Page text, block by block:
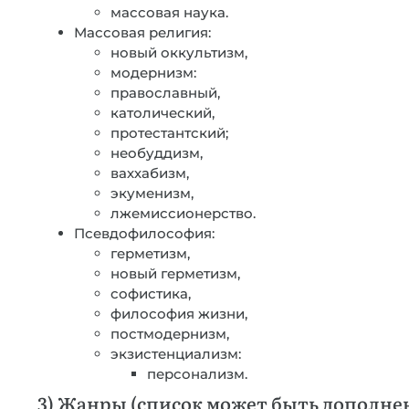
массовая наука.
Массовая религия:
новый оккультизм,
модернизм:
православный,
католический,
протестантский;
необуддизм,
ваххабизм,
экуменизм,
лжемиссионерство.
Псевдофилософия:
герметизм,
новый герметизм,
софистика,
философия жизни,
постмодернизм,
экзистенциализм:
персонализм.
3) Жанры (список может быть